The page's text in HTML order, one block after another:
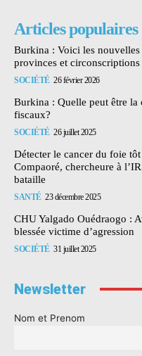
Articles populaires
Burkina : Voici les
provinces et
SOCIÉTÉ 26 février 2026
Burkina : Quelle peut être la
fiscaux?
SOCIÉTÉ 26 juillet 2025
Détecter le cancer du foie
Compaoré, chercheure à
bataille
SANTÉ 23 décembre 2025
CHU Yalgado Ouédraogo :
blessée victime d’agression
SOCIÉTÉ 31 juillet 2025
Newsletter
Nom et Prenom